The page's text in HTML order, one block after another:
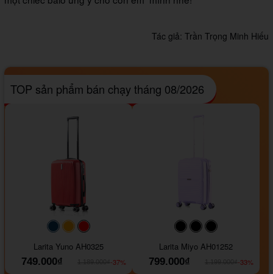
Tác giả: Trần Trọng Minh Hiếu
TOP sản phẩm bán chạy tháng 08/2026
#093f69#ffa500
Larita Yuno AH0325
749.000₫
-37%
#000000#000000
Larita Miyo AH01252
799.000₫
-33%